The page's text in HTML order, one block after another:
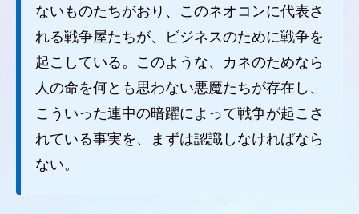
ないものたちがおり、このネオコンに代表さ
れる戦争屋たちが、ビジネスのために戦争を
起こしている。このような、カネのためなら
人の命を何とも思わない悪魔たちが存在し、
こういった連中の暗躍によって戦争が起こさ
れている事実を、まずは認識しなければなら
ない。